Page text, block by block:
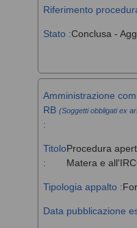
Riferimento
Stato :Conclusa -
Amministrazione
RB (Soggetti obbligati ex
:
Titolo
:
Procedura
Matera e
Tipologia appalto :
Data pubblicazione